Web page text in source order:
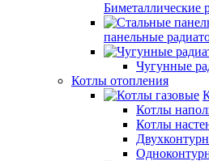
Биметаллические
панельные
Чугунные
Котлы отопления
Котлы
Котлы